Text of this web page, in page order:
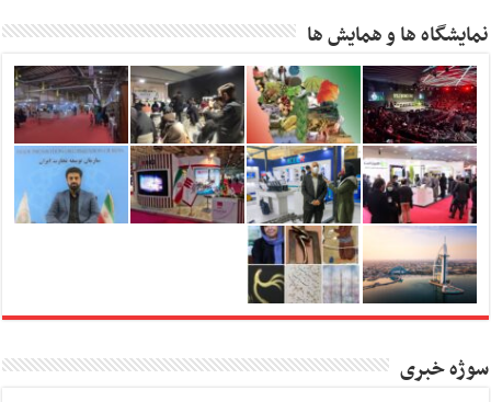
نمایشگاه ها و همایش ها
سوژه خبری